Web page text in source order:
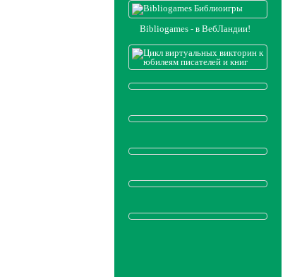
Bibliogames - в ВебЛандии!